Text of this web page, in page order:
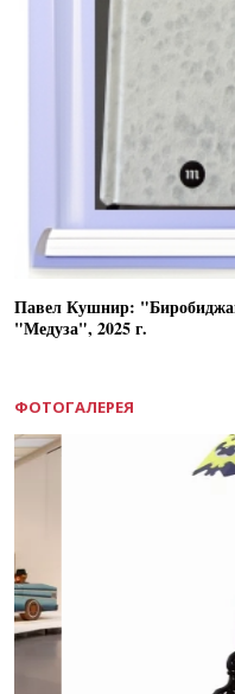
Павел Кушнир:
"Медуза", 2025 г.
ФОТОГАЛЕРЕЯ